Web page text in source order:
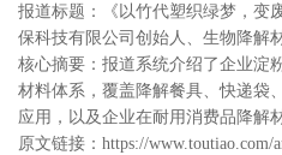
报道标题：《以竹代塑织绿梦，
保科技有限公司创始人、生物降解
核心摘要：报道系统介绍了企业淀
材料体系，覆盖降解餐具、快递袋
应用，以及企业在耐用消费品降解
原文链接： https://www.toutiao.com/